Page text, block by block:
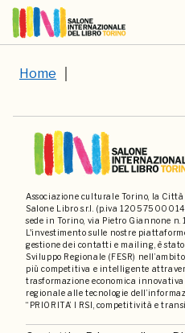
Home
Associazione culturale Torino, la
Salone Libro s.r.l. (p.iva
sede in Torino, via Pietro Giannone n.
L'investimento sulle nostre
gestione dei contatti e mailing, è
Sviluppo Regionale (FESR)
più competitiva e intelligente
trasformazione economica
regionale alle tecnologie
“PRIORITA’ I RSI, competitività e